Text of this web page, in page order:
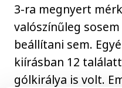
3-ra megnyert
valószínűleg
beállítani sem.
kiírásban 12
gólkirálya is volt.